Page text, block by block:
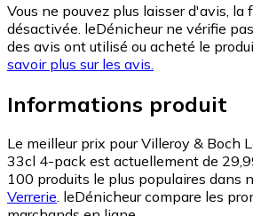
Vous ne pouvez plus laisser d'avis,
désactivée. leDénicheur ne vérifie
des avis ont utilisé ou acheté le
savoir plus sur les avis.
Informations produit
Le meilleur prix pour Villeroy & Boch
33cl 4-pack est actuellement de
100 produits le plus populaires dans
Verrerie. leDénicheur compare les